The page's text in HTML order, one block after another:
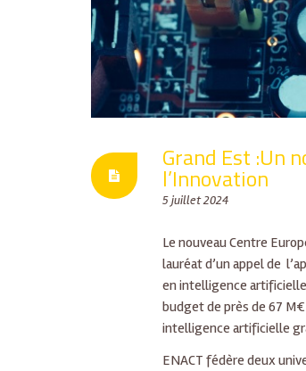
Grand Est :Un
l’Innovation
5 juillet 2024
Le nouveau Centre
lauréat d’un appel de
en intelligence artificielle
budget de près de 67 M€
intelligence artificielle
ENACT fédère deux